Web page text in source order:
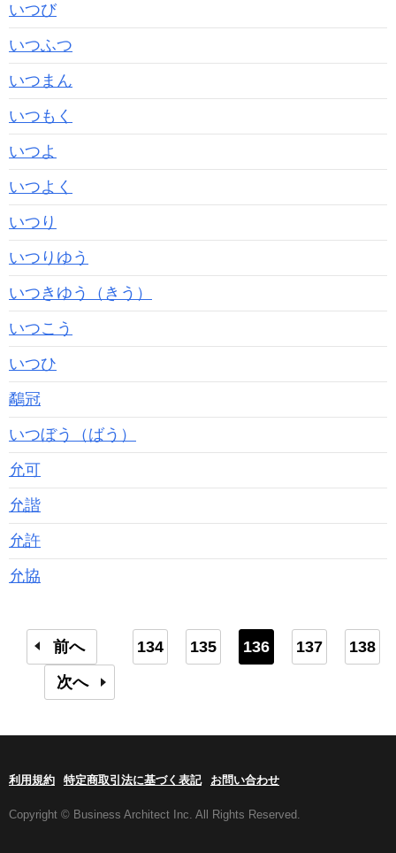
いつび
いつふつ
いつまん
いつもく
いつよ
いつよく
いつり
いつりゆう
いつきゆう（きう）
いつこう
いつひ
鷸冠
いつぼう（ばう）
允可
允諧
允許
允協
前へ 134 135 136 137
138
次へ
利用規約 特定商取引法に基づく表記 お問い合わせ
Copyright © Business Architect Inc. All Rights Reserved.